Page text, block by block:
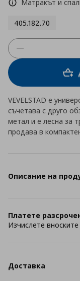
Матракът и
405.182.70
VEVELSTAD е
съчетава с друго
метал и е лесна за
продава в
Описание на
Платете
Изчислете вноските
Доставка